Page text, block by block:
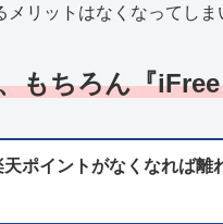
リットはなくなってしま
もちろん『
ポイントがなくなれば離